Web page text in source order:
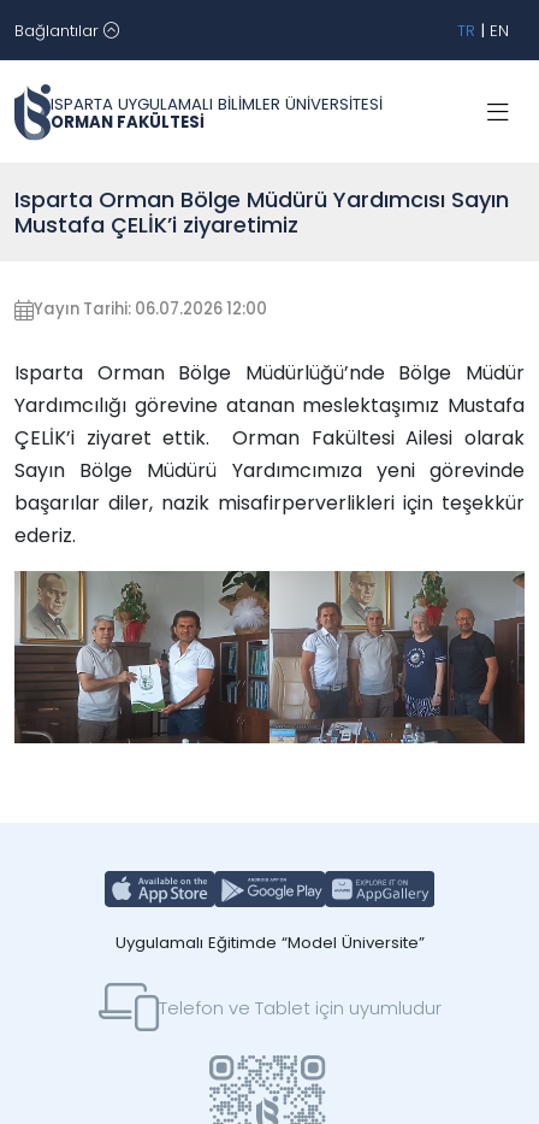
Bağlantılar TR | EN
ISPARTA UYGULAMALI BİLİMLER ÜNİVERSİTESİ
ORMAN FAKÜLTESİ
Isparta Orman Bölge Müdürü Yardımcısı Sayın
Mustafa ÇELİK’i ziyaretimiz
Yayın Tarihi: 06.07.2026 12:00
Isparta Orman Bölge Müdürlüğü’nde Bölge Müdür
Yardımcılığı görevine atanan meslektaşımız Mustafa
ÇELİK’i ziyaret ettik. Orman Fakültesi Ailesi olarak
Sayın Bölge Müdürü Yardımcımıza yeni görevinde
başarılar diler, nazik misafirperverlikleri için teşekkür
ederiz.
Uygulamalı Eğitimde “Model Üniversite”
Telefon ve Tablet için uyumludur